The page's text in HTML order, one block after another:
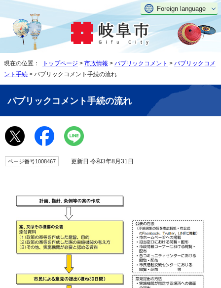
Foreign language
現在の位置： トップページ > 市政情報 > パブリックコメント > パブリックコメ
ント手続 > パブリックコメント手続の流れ
パブリックコメント手続の流れ
ページ番号1008467 更新日 令和3年8月31日